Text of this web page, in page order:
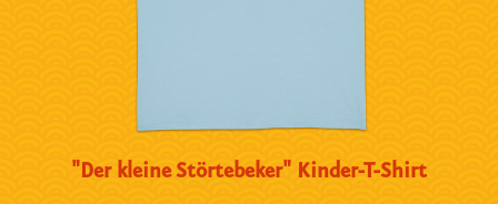
"Der kleine Störtebeker" Kinder-T-Shirt